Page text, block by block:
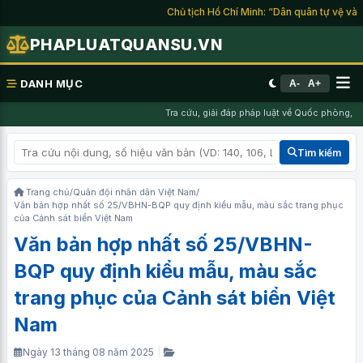
Chủ tịch Hồ Chí Minh: “Dân quân tự vệ
PHAPLUATQUANSU.VN
DANH MỤC A- A+
Tra cứu, giải đáp pháp luật về Quốc phòng,
Tìm kiếm
Trang chủ/Quân đội nhân dân Việt Nam/
Văn bản hợp nhất số 25/VBHN-BQP quy định kiểu mẫu, màu sắc trang phục
của Cảnh sát biển Việt Nam
Văn bản hợp nhất số 25/VBHN-
BQP quy định kiểu mẫu, màu sắc
trang phục của Cảnh sát biển Việt
Nam
Ngày 13 tháng 08 năm 2025